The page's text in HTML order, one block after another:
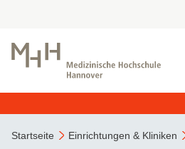
Startseite Einrichtungen & Kliniken